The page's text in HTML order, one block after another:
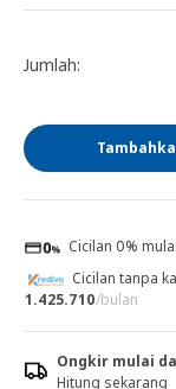
Jumlah:
Cicilan 0%
Cicilan tanpa
1.425.710/bulan
Ongkir mulai
Hitung sekarang